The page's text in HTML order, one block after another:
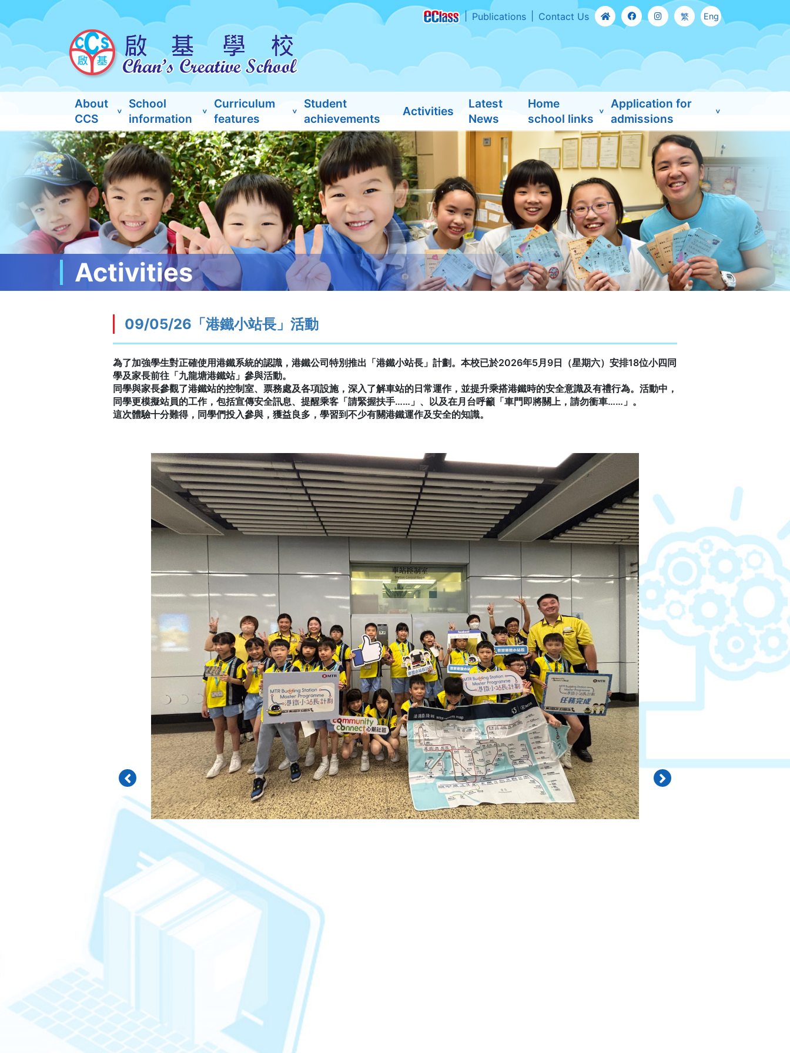
Publications Contact Us 繁 Eng
About
CCS
School
information
Curriculum
features
Student
achievements
Activities
Latest
News
Home
school links
Application for
admissions
Activities
09/05/26「港鐵小站長」活動
為了加強學生對正確使用港鐵系統的認識，港鐵公司特別推出「港鐵小站長」計劃。本校已於2026年5月9日（星期六）安排18位小四同
學及家長前往「九龍塘港鐵站」參與活動。
同學與家長參觀了港鐵站的控制室、票務處及各項設施，深入了解車站的日常運作，並提升乘搭港鐵時的安全意識及有禮行為。活動中，
同學更模擬站員的工作，包括宣傳安全訊息、提醒乘客「請緊握扶手……」、以及在月台呼籲「車門即將關上，請勿衝車……」。
這次體驗十分難得，同學們投入參與，獲益良多，學習到不少有關港鐵運作及安全的知識。